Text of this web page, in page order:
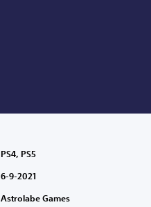
PS4, PS5
6-9-2021
Astrolabe Games